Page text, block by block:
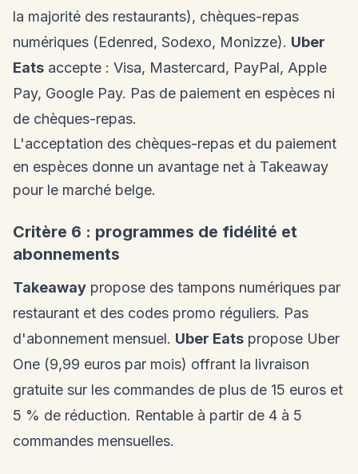
la majorité des restaurants), chèques-repas
numériques (Edenred, Sodexo, Monizze). Uber
Eats accepte : Visa, Mastercard, PayPal, Apple
Pay, Google Pay. Pas de paiement en espèces ni
de chèques-repas.
L'acceptation des chèques-repas et du paiement
en espèces donne un avantage net à Takeaway
pour le marché belge.
Critère 6 : programmes de fidélité et
abonnements
Takeaway propose des tampons numériques par
restaurant et des codes promo réguliers. Pas
d'abonnement mensuel. Uber Eats propose Uber
One (9,99 euros par mois) offrant la livraison
gratuite sur les commandes de plus de 15 euros et
5 % de réduction. Rentable à partir de 4 à 5
commandes mensuelles.